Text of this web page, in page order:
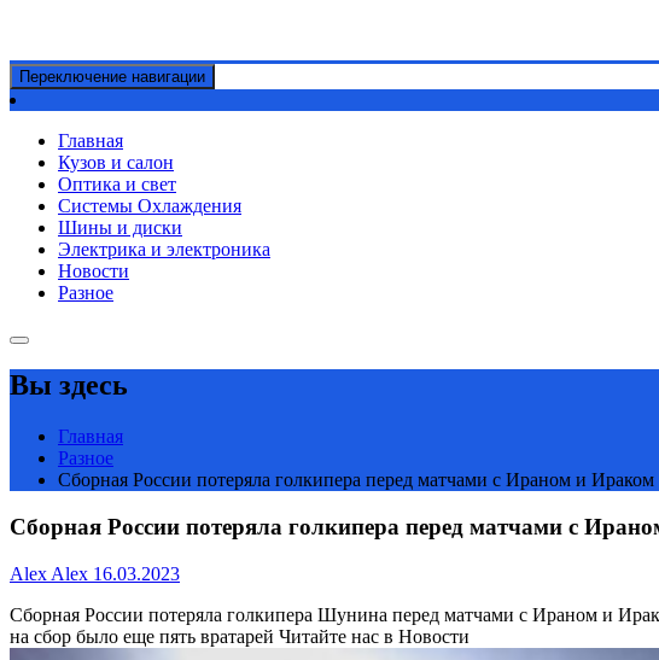
Переключение навигации
Главная
Кузов и салон
Оптика и свет
Системы Охлаждения
Шины и диски
Электрика и электроника
Новости
Разное
Вы здесь
Главная
Разное
Сборная России потеряла голкипера перед матчами с Ираном и
Сборная России потеряла голкипера перед матчами с
Alex Alex 16.03.2023
Сборная России потеряла голкипера Шунина перед матчами с Ираном и
на сбор было еще пять вратарей Читайте нас в Новости